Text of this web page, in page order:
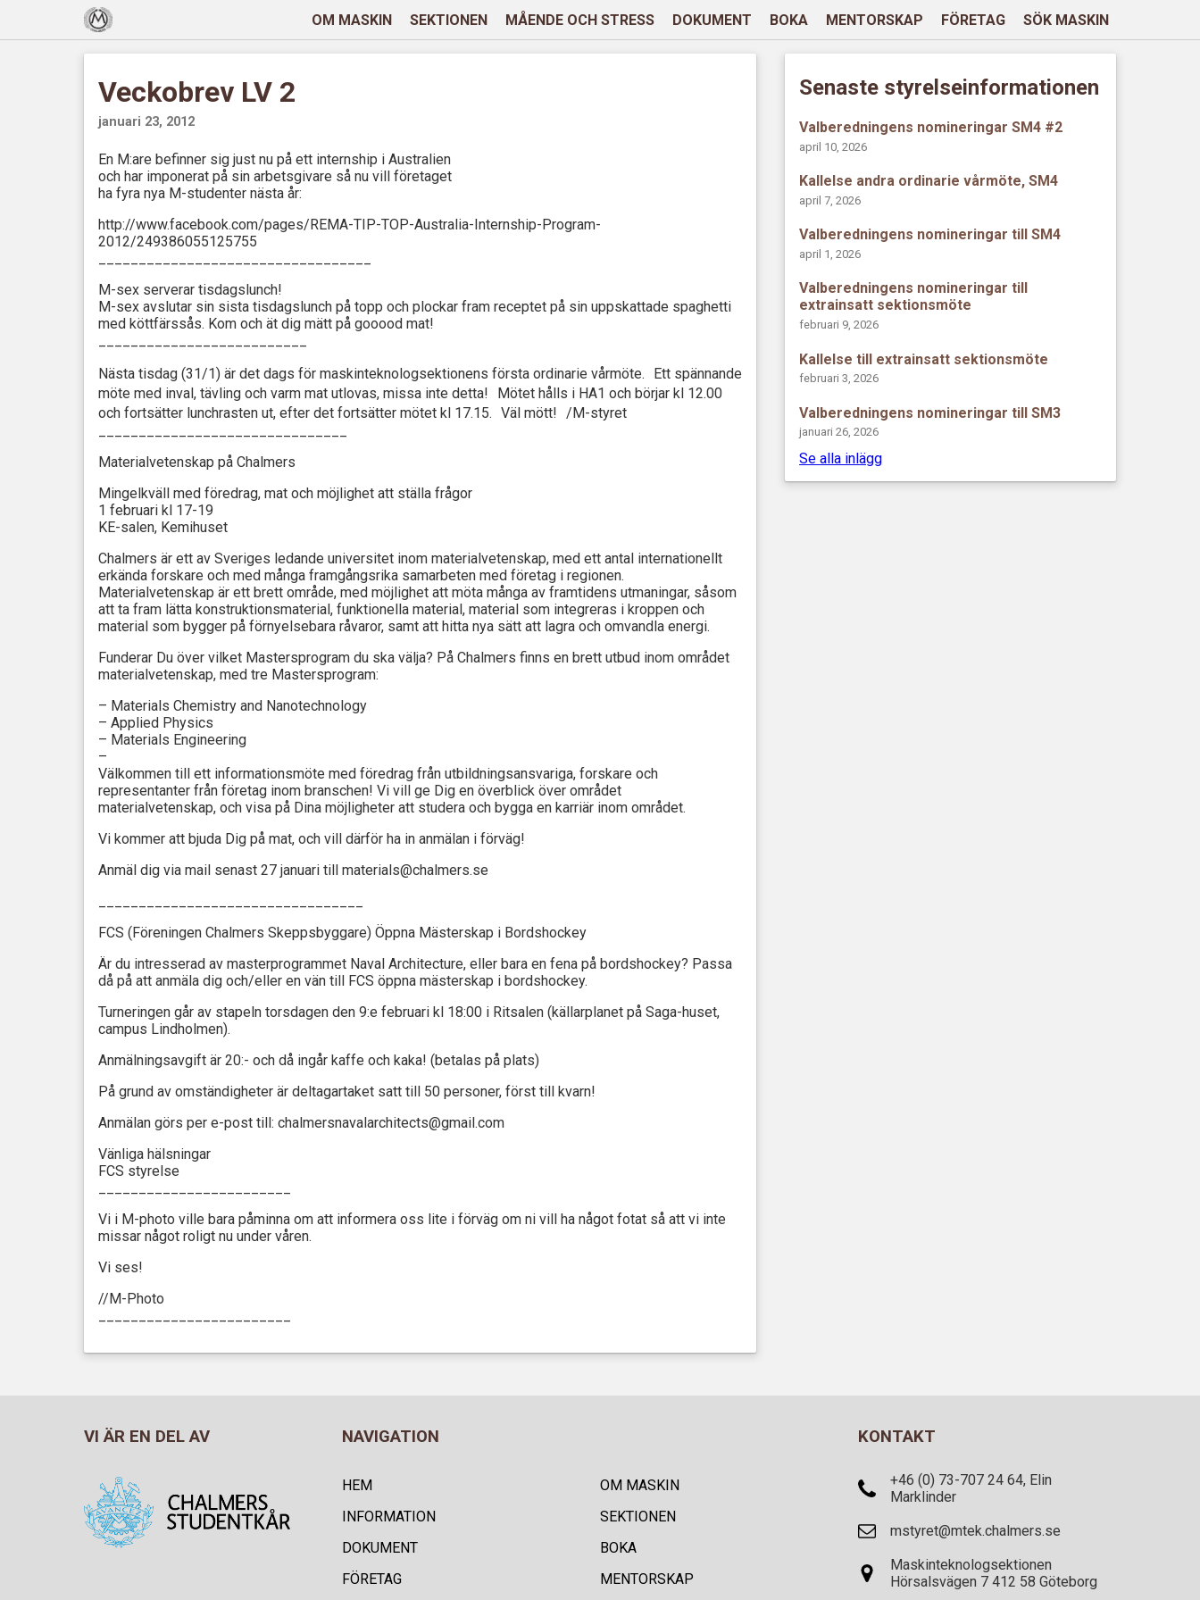
OM MASKIN SEKTIONEN MÅENDE OCH STRESS DOKUMENT BOKA MENTORSKAP FÖRETAG SÖK MASKIN
Veckobrev LV 2
januari 23, 2012
En M:are befinner sig just nu på ett internship i Australien
och har imponerat på sin arbetsgivare så nu vill företaget
ha fyra nya M-studenter nästa år:
http://www.facebook.com/pages/REMA-TIP-TOP-Australia-Internship-Program-
2012/249386055125755
M-sex serverar tisdagslunch!
M-sex avslutar sin sista tisdagslunch på topp och plockar fram receptet på sin uppskattade spaghetti
med köttfärssås. Kom och ät dig mätt på gooood mat!
Nästa tisdag (31/1) är det dags för maskinteknologsektionens första ordinarie vårmöte. Ett spännande
möte med inval, tävling och varm mat utlovas, missa inte detta! Mötet hålls i HA1 och börjar kl 12.00
och fortsätter lunchrasten ut, efter det fortsätter mötet kl 17.15. Väl mött! /M-styret
Materialvetenskap på Chalmers
Mingelkväll med föredrag, mat och möjlighet att ställa frågor
1 februari kl 17-19
KE-salen, Kemihuset
Chalmers är ett av Sveriges ledande universitet inom materialvetenskap, med ett antal internationellt
erkända forskare och med många framgångsrika samarbeten med företag i regionen.
Materialvetenskap är ett brett område, med möjlighet att möta många av framtidens utmaningar, såsom
att ta fram lätta konstruktionsmaterial, funktionella material, material som integreras i kroppen och
material som bygger på förnyelsebara råvaror, samt att hitta nya sätt att lagra och omvandla energi.
Funderar Du över vilket Mastersprogram du ska välja? På Chalmers finns en brett utbud inom området
materialvetenskap, med tre Mastersprogram:
– Materials Chemistry and Nanotechnology
– Applied Physics
– Materials Engineering
–
Välkommen till ett informationsmöte med föredrag från utbildningsansvariga, forskare och
representanter från företag inom branschen! Vi vill ge Dig en överblick över området
materialvetenskap, och visa på Dina möjligheter att studera och bygga en karriär inom området.
Vi kommer att bjuda Dig på mat, och vill därför ha in anmälan i förväg!
Anmäl dig via mail senast 27 januari till materials@chalmers.se
FCS (Föreningen Chalmers Skeppsbyggare) Öppna Mästerskap i Bordshockey
Är du intresserad av masterprogrammet Naval Architecture, eller bara en fena på bordshockey? Passa
då på att anmäla dig och/eller en vän till FCS öppna mästerskap i bordshockey.
Turneringen går av stapeln torsdagen den 9:e februari kl 18:00 i Ritsalen (källarplanet på Saga-huset,
campus Lindholmen).
Anmälningsavgift är 20:- och då ingår kaffe och kaka! (betalas på plats)
På grund av omständigheter är deltagartaket satt till 50 personer, först till kvarn!
Anmälan görs per e-post till: chalmersnavalarchitects@gmail.com
Vänliga hälsningar
FCS styrelse
Vi i M-photo ville bara påminna om att informera oss lite i förväg om ni vill ha något fotat så att vi inte
missar något roligt nu under våren.
Vi ses!
//M-Photo
Senaste styrelseinformationen
Valberedningens nomineringar SM4 #2
april 10, 2026
Kallelse andra ordinarie vårmöte, SM4
april 7, 2026
Valberedningens nomineringar till SM4
april 1, 2026
Valberedningens nomineringar till
extrainsatt sektionsmöte
februari 9, 2026
Kallelse till extrainsatt sektionsmöte
februari 3, 2026
Valberedningens nomineringar till SM3
januari 26, 2026
Se alla inlägg
VI ÄR EN DEL AV NAVIGATION
HEM
OM MASKIN
INFORMATION
SEKTIONEN
DOKUMENT
BOKA
FÖRETAG
MENTORSKAP
KONTAKT
+46 (0) 73-707 24 64, Elin
Marklinder
mstyret@mtek.chalmers.se
Maskinteknologsektionen
Hörsalsvägen 7 412 58 Göteborg